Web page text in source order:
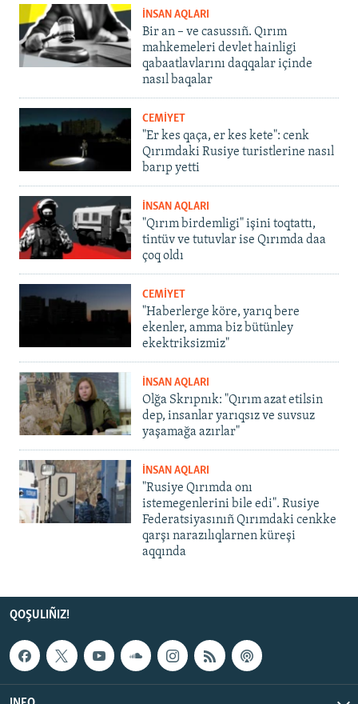
İNSAN AQLARI
Bir an – ve casussıñ. Qırım
mahkemeleri devlet hainligi
qabaatlavlarını daqqalar içinde
nasıl baqalar
CEMİYET
"Er kes qaça, er kes kete": cenk
Qırımdaki Rusiye turistlerine nasıl
barıp yetti
İNSAN AQLARI
"Qırım birdemligi" işini toqtattı,
tintüv ve tutuvlar ise Qırımda daa
çoq oldı
CEMİYET
"Haberlerge köre, yarıq bere
ekenler, amma biz bütünley
ekektriksizmiz"
İNSAN AQLARI
Olğa Skrıpnık: "Qırım azat etilsin
dep, insanlar yarıqsız ve suvsuz
yaşamağa azırlar"
İNSAN AQLARI
"Rusiye Qırımda onı
istemegenlerini bile edi". Rusiye
Federatsiyasınıñ Qırımdaki cenkke
qarşı narazılıqlarnen küreşi
aqqında
QOŞULIÑIZ!